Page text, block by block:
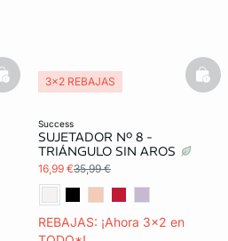
basketfull
success
SUJETADOR Nº 8 -
TRIÁNGULO SIN AROS
16,99 €35,99 €
REBAJAS: ¡Ahora 3x2 en
3x2 REBAJAS